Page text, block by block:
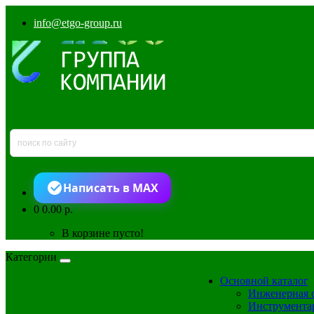
info@etgo-group.ru
Написать в MAX
00.00 р.
В корзине пусто!
Категории
Основной каталог
Инженерная